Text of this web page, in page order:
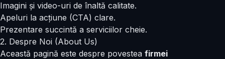
Imagini și video-uri de înaltă calitate.
Apeluri la acțiune (CTA) clare.
Prezentare succintă a serviciilor cheie.
2. Despre Noi (About Us)
Această pagină este despre povestea firmei